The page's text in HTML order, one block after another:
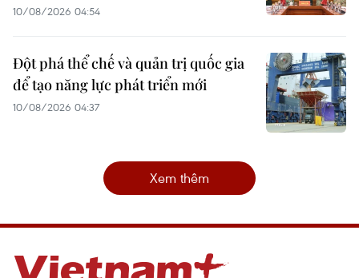
10/08/2026 04:54
Đột phá thể chế và quản trị quốc gia
để tạo năng lực phát triển mới
10/08/2026 04:37
Xem thêm